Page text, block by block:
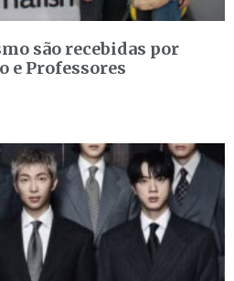
são recebidas por
e Professores